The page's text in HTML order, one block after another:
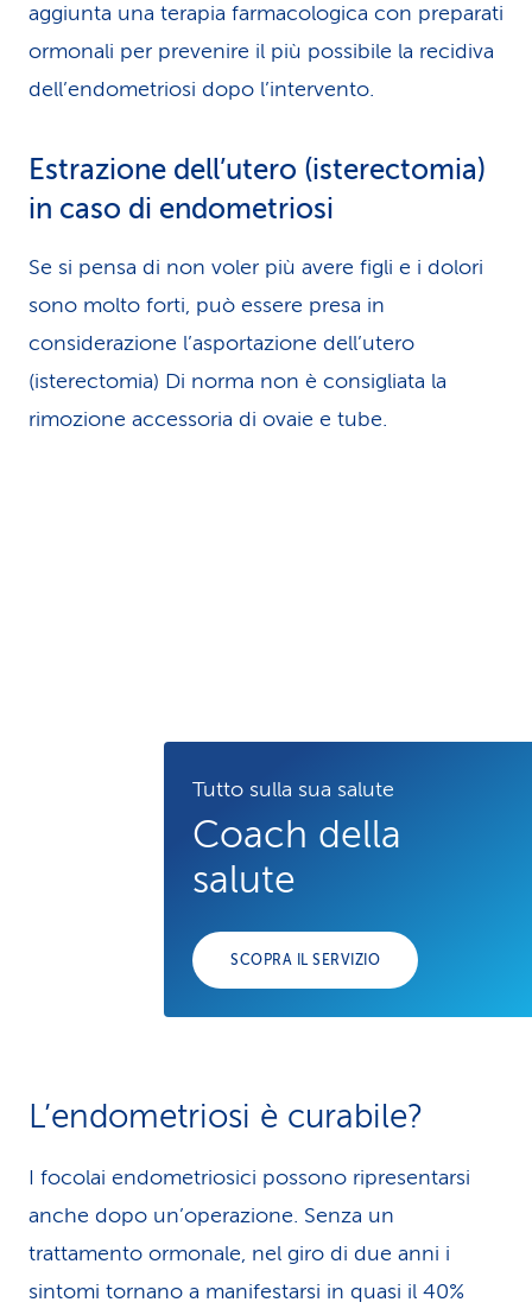
aggiunta una terapia farmacologica con preparati
ormonali per prevenire il più possibile la recidiva
dell’endometriosi dopo l’intervento.
Estrazione dell’utero (isterec­tomia)
in caso di endometriosi
Se si pensa di non voler più avere figli e i dolori
sono molto forti, può essere presa in
considerazione l’asportazione dell’utero
(isterectomia) Di norma non è consigliata la
rimozione accessoria di ovaie e tube.
Tutto sulla sua salute
Coach della
salute
SCOPRA IL SERVIZIO
L’endometriosi è curabile?
I focolai endometriosici possono ripresentarsi
anche dopo un’operazione. Senza un
trattamento ormonale, nel giro di due anni i
sintomi tornano a manifestarsi in quasi il 40%